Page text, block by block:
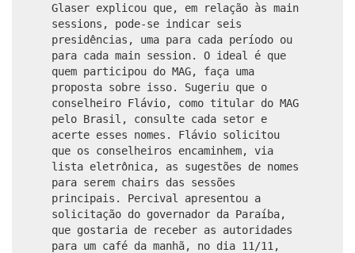
Glaser explicou que, em relação às main
sessions, pode-se indicar seis
presidências, uma para cada período ou
para cada main session. O ideal é que
quem participou do MAG, faça uma
proposta sobre isso. Sugeriu que o
conselheiro Flávio, como titular do MAG
pelo Brasil, consulte cada setor e
acerte esses nomes. Flávio solicitou
que os conselheiros encaminhem, via
lista eletrônica, as sugestões de nomes
para serem chairs das sessões
principais. Percival apresentou a
solicitação do governador da Paraíba,
que gostaria de receber as autoridades
para um café da manhã, no dia 11/11,